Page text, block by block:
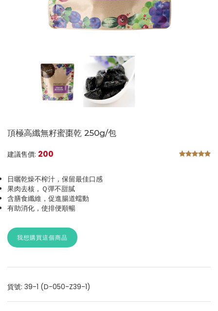
頂極高纖無籽蜜棗乾 250g/包
建議售價: 200
日曬乾燥不榨汁，保留最佳口感
果肉去核，Ｑ彈不甜膩
含膳食纖維，促進腸道蠕動
有助消化，使排便順暢
我想購買這個商品
貨號: 39-1 (D-050-Z39-1)